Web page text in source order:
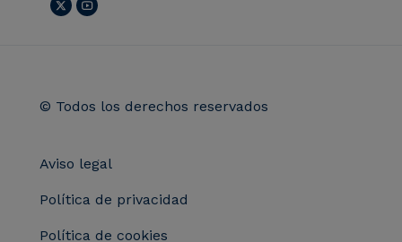
© Todos los derechos reservados
Aviso legal
Política de privacidad
Política de cookies